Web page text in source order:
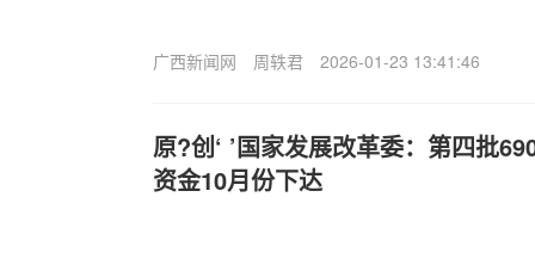
广西新闻网 周轶君 2026-01-23 13:41:46
原?创‘ ’国家发展改革委：第四批
资金10月份下达